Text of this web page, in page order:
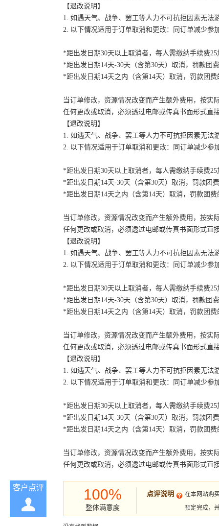
【退改说明】
1. 如遇天气、战争、罢工等人力不可抗拒因素无
2. 以下情况适用于订单取消和更改：同订单减少
*距出发日期30天以上取消者，每人需缴纳手续费
*距出发日期14天-30天（含第30天）取消，罚款团
*距出发日期14天之内（含第14天）取消，罚款团费
当订单修改，资源情况改变而产生额外费用，按实
任何更改或取消，必须透过电邮或传真书面形式直
【退改说明】
1. 如遇天气、战争、罢工等人力不可抗拒因素无
2. 以下情况适用于订单取消和更改：同订单减少
*距出发日期30天以上取消者，每人需缴纳手续费
*距出发日期14天-30天（含第30天）取消，罚款团
*距出发日期14天之内（含第14天）取消，罚款团费
当订单修改，资源情况改变而产生额外费用，按实
任何更改或取消，必须透过电邮或传真书面形式直
【退改说明】
1. 如遇天气、战争、罢工等人力不可抗拒因素无
2. 以下情况适用于订单取消和更改：同订单减少
*距出发日期30天以上取消者，每人需缴纳手续费
*距出发日期14天-30天（含第30天）取消，罚款团
*距出发日期14天之内（含第14天）取消，罚款团费
当订单修改，资源情况改变而产生额外费用，按实
任何更改或取消，必须透过电邮或传真书面形式直
【退改说明】
1. 如遇天气、战争、罢工等人力不可抗拒因素无
2. 以下情况适用于订单取消和更改：同订单减少
*距出发日期30天以上取消者，每人需缴纳手续费
*距出发日期14天-30天（含第30天）取消，罚款团
*距出发日期14天之内（含第14天）取消，罚款团费
当订单修改，资源情况改变而产生额外费用，按实
任何更改或取消，必须透过电邮或传真书面形式直
客户点评 100%
整体满意度
点评说明
在本网站购
预定完成，